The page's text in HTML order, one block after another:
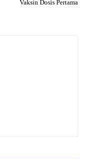
Vaksin Dosis Pertama